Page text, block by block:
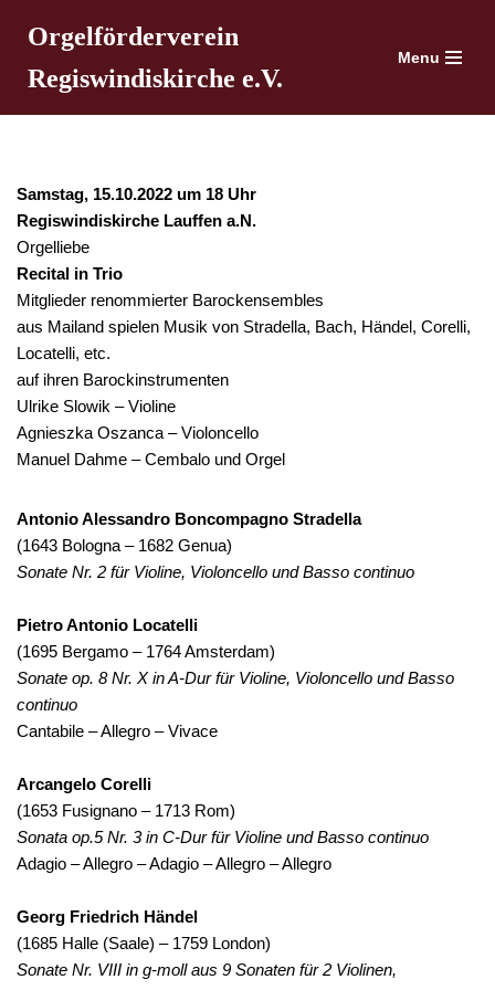
Inhalt
springen
Orgelförderverein
Regiswindiskirche e.V.
Menu
Samstag, 15.10.2022 um 18 Uhr
Regiswindiskirche Lauffen a.N.
Orgelliebe
Recital in Trio
Mitglieder renommierter Barockensembles
aus Mailand spielen Musik von Stradella, Bach, Händel, Corelli,
Locatelli, etc.
auf ihren Barockinstrumenten
Ulrike Slowik – Violine
Agnieszka Oszanca – Violoncello
Manuel Dahme – Cembalo und Orgel
Antonio Alessandro Boncompagno Stradella
(1643 Bologna – 1682 Genua)
Sonate Nr. 2 für Violine, Violoncello und Basso continuo
Pietro Antonio Locatelli
(1695 Bergamo – 1764 Amsterdam)
Sonate op. 8 Nr. X in A-Dur für Violine, Violoncello und Basso
continuo
Cantabile – Allegro – Vivace
Arcangelo Corelli
(1653 Fusignano – 1713 Rom)
Sonata op.5 Nr. 3 in C-Dur für Violine und Basso continuo
Adagio – Allegro – Adagio – Allegro – Allegro
Georg Friedrich Händel
(1685 Halle (Saale) – 1759 London)
Sonate Nr. VIII in g-moll aus 9 Sonaten für 2 Violinen,